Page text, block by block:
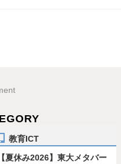
教育ICT
【夏休み2026】東大メタバー